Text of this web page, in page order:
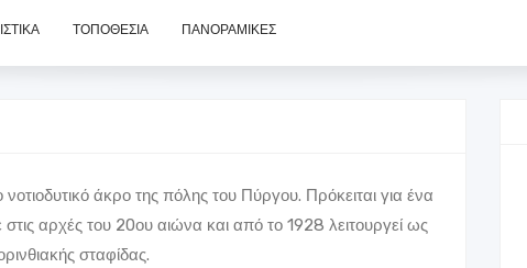
ΤΟΠΟΘΕΣΊΑ ΠΑΝΟΡΑΜΙΚΈΣ
νοτιοδυτικό άκρο της πόλης του Πύργου. Πρόκειται για ένα
αρχές του 20ου αιώνα και από το 1928 λειτουργεί ως
σταφίδας.